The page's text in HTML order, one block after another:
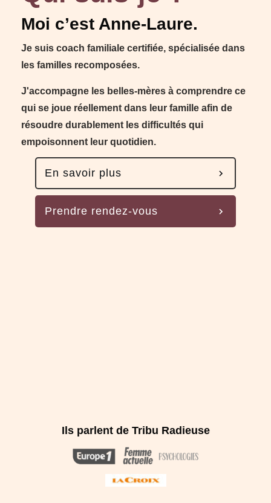
Moi c’est Anne-Laure.
Je suis coach familiale certifiée, spécialisée dans
les familles recomposées.
J'accompagne les belles-mères à comprendre ce
qui se joue réellement dans leur famille afin de
résoudre durablement les difficultés qui
empoisonnent leur quotidien.
Prendre rendez-vous
En savoir plus
Ils parlent de Tribu Radieuse